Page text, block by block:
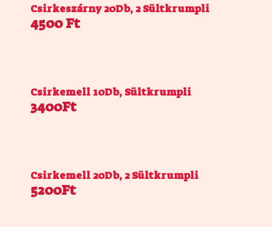
Csirkeszárny 20Db, 2 Sültkrumpli
4500 Ft
Csirkemell 10Db, Sültkrumpli
3400Ft
Csirkemell 20Db, 2 Sültkrumpli
5200Ft